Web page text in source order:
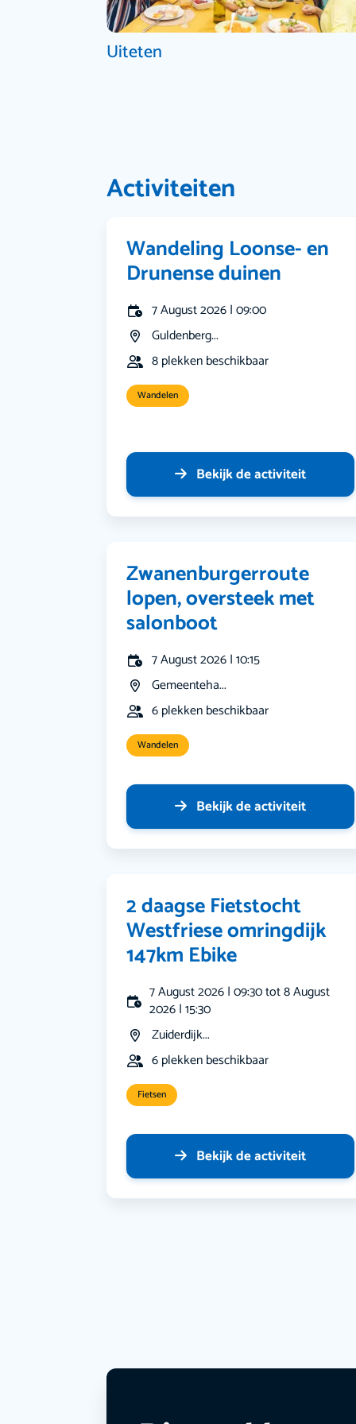
Uiteten
Activiteiten
Wandeling Loonse- en
Drunense duinen
7 August 2026 | 09:00
Guldenberg...
8 plekken beschikbaar
Wandelen
Bekijk de activiteit
Zwanenburgerroute
lopen, oversteek met
salonboot
7 August 2026 | 10:15
Gemeenteha...
6 plekken beschikbaar
Wandelen
Bekijk de activiteit
2 daagse Fietstocht
Westfriese omringdijk
147km Ebike
7 August 2026 | 09:30 tot 8 August
2026 | 15:30
Zuiderdijk...
6 plekken beschikbaar
Fietsen
Bekijk de activiteit